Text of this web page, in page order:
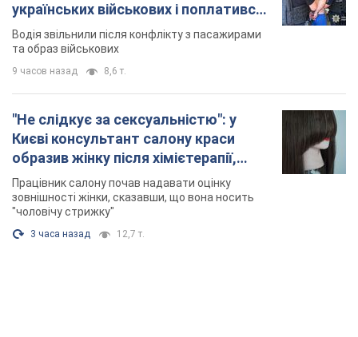
українських військових і поплатився.
Відео
Водія звільнили після конфлікту з пасажирами
та образ військових
9 часов назад 8,6 т.
"Не слідкує за сексуальністю": у
Києві консультант салону краси
образив жінку після хімієтерапії,
розгорівся скандал. Фото
Працівник салону почав надавати оцінку
зовнішності жінки, сказавши, що вона носить
"чоловічу стрижку"
3 часа назад 12,7 т.